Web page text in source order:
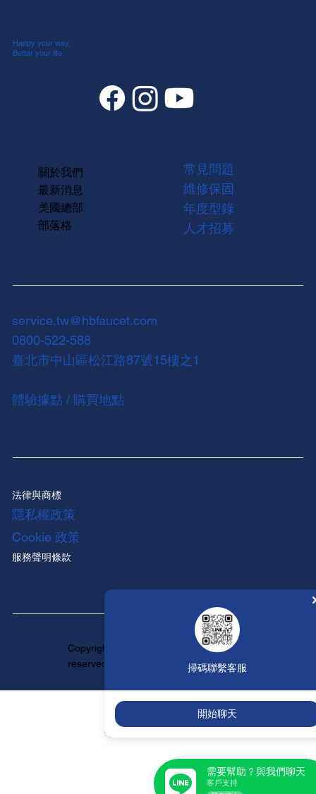
service.tw@hbfaucet.com
0800-522-588
臺北市中山區松江路87號15樓之1
體驗據點 / 購買地點
Happy your way,
Better your life
關於我們
最新消息
美國總部
部落格
常見問題
維修保固
年度型錄
人才招募
Copyright ©HUNTINGTON All rights
reserved.
法律與商標
隱私權政策
Cookie 政策
服務聲明條款
掃碼聯繫客服
開始聊天
需要幫助？與我們聊天
客戶支持